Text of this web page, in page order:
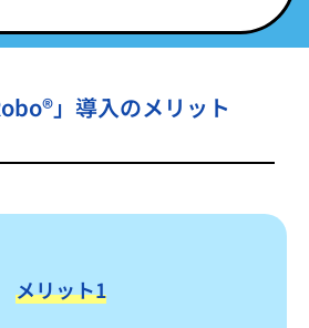
」導入のメリット
メリット1